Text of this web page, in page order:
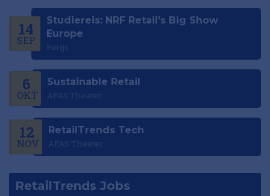
14
SEP
Studiereis: NRF Retail's Big Show
Europe
Parijs
6
OKT
Sustainable Retail
AFAS Theater
12
NOV
RetailTrends Tech
AFAS Theater
RetailTrends Jobs